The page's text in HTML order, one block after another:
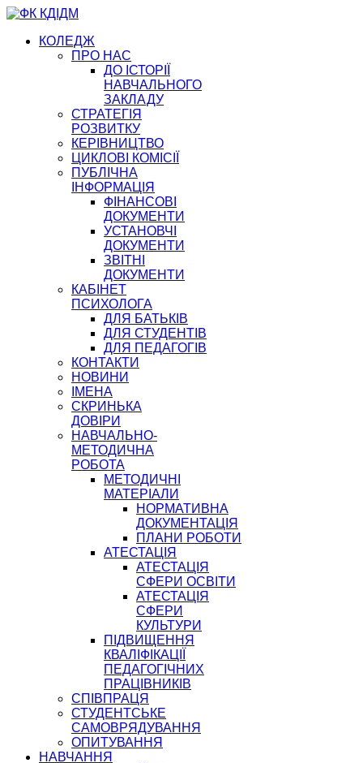
КОЛЕДЖ
ПРО НАС
ДО ІСТОРІЇ
НАВЧАЛЬНОГО
ЗАКЛАДУ
СТРАТЕГІЯ
РОЗВИТКУ
КЕРІВНИЦТВО
ЦИКЛОВІ КОМІСІЇ
ПУБЛІЧНА
ІНФОРМАЦІЯ
ФІНАНСОВІ
ДОКУМЕНТИ
УСТАНОВЧІ
ДОКУМЕНТИ
ЗВІТНІ
ДОКУМЕНТИ
КАБІНЕТ
ПСИХОЛОГА
ДЛЯ БАТЬКІВ
ДЛЯ СТУДЕНТІВ
ДЛЯ ПЕДАГОГІВ
КОНТАКТИ
НОВИНИ
ІМЕНА
СКРИНЬКА
ДОВІРИ
НАВЧАЛЬНО-
МЕТОДИЧНА
РОБОТА
МЕТОДИЧНІ
МАТЕРІАЛИ
НОРМАТИВНА
ДОКУМЕНТАЦІЯ
ПЛАНИ РОБОТИ
АТЕСТАЦІЯ
АТЕСТАЦІЯ
СФЕРИ ОСВІТИ
АТЕСТАЦІЯ
СФЕРИ
КУЛЬТУРИ
ПІДВИЩЕННЯ
КВАЛІФІКАЦІЇ
ПЕДАГОГІЧНИХ
ПРАЦІВНИКІВ
СПІВПРАЦЯ
СТУДЕНТСЬКЕ
САМОВРЯДУВАННЯ
ОПИТУВАННЯ
НАВЧАННЯ